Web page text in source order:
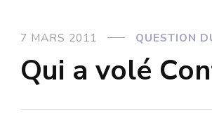
7 MARS 2011 QUESTION
Qui a volé